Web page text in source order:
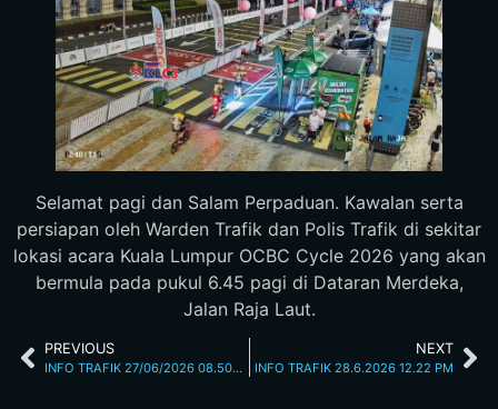
Selamat pagi dan Salam Perpaduan. Kawalan serta
persiapan oleh Warden Trafik dan Polis Trafik di sekitar
lokasi acara Kuala Lumpur OCBC Cycle 2026 yang akan
bermula pada pukul 6.45 pagi di Dataran Merdeka,
Jalan Raja Laut.
PREVIOUS
INFO TRAFIK 27/06/2026 08.50AM
NEXT
INFO TRAFIK 28.6.2026 12.22 PM